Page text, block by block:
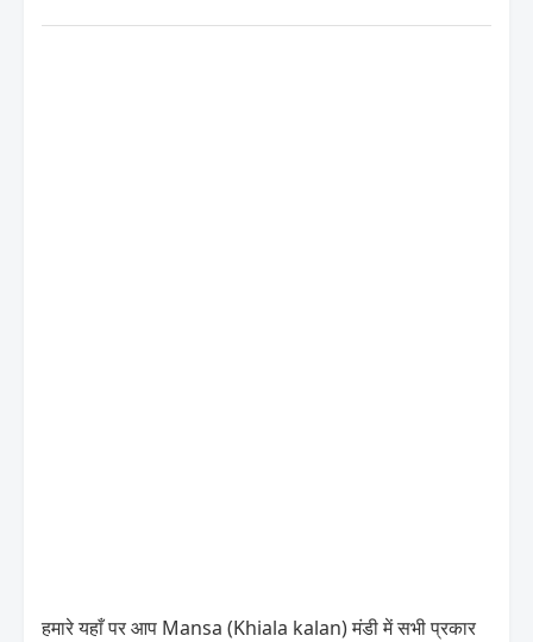
हमारे यहाँ पर आप Mansa (Khiala kalan) मंडी में सभी प्रकार